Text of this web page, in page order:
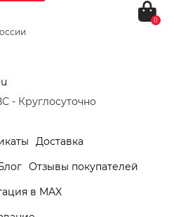
- Круглосуточно
0
Доставка
Отзывы покупателей
в MAX